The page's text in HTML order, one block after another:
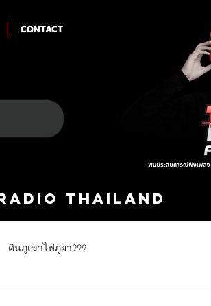
CONTACT
THAILAND
ดินภูเขาไฟภูผา999